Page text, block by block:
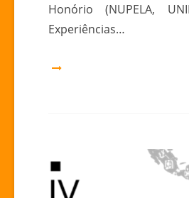
Honório (NUPELA,
Experiências…